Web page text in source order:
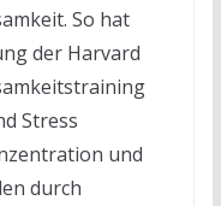
So hat
der Harvard
Stress
und
durch